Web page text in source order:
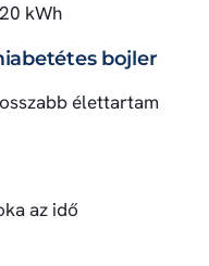
kWh
bojler
élettartam
az idő